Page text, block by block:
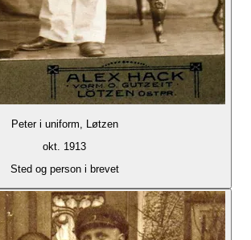
Peter i uniform, Løtzen
okt. 1913
Sted og person i brevet